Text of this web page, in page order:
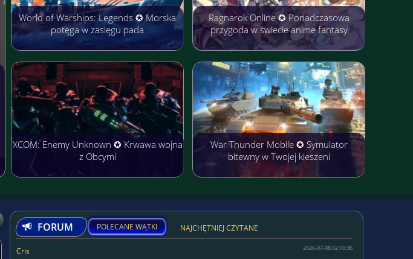
World of Warships: Legends ✪ Morska
potęga w zasięgu pada
Ragnarok Online ✪ Ponadczasowa
przygoda w świecie anime fantasy
XCOM: Enemy Unknown ✪ Krwawa wojna
z Obcymi
War Thunder Mobile ✪ Symulator
bitewny w Twojej kieszeni
FORUM POLECANE WĄTKI NAJCHĘTNIEJ CZYTANE
Cris 2026-07-08 02:10:36